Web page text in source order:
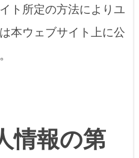
ト所定の方法によりユ
本ウェブサイト上に公
情報の第